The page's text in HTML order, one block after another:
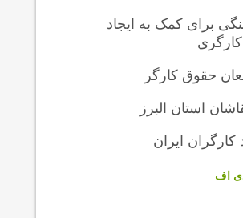
برای کمک به ایجاد
حقوق کارگر
استان البرز
کارگران ایران
اف